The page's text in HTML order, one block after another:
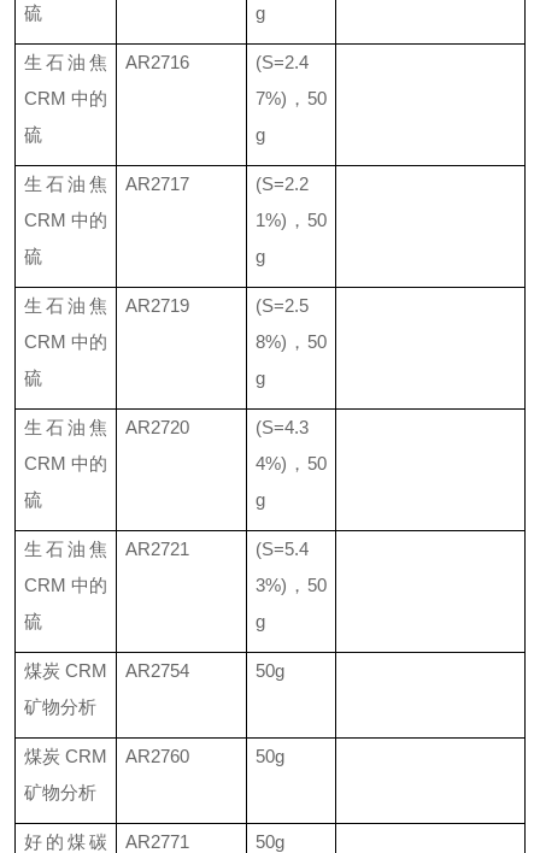
硫
g
生石油焦
CRM 中的
硫
AR2716
(S=2.4
7%) ， 50
g
生石油焦
CRM 中的
硫
AR2717
(S=2.2
1%) ， 50
g
生石油焦
CRM 中的
硫
AR2719
(S=2.5
8%) ， 50
g
生石油焦
CRM 中的
硫
AR2720
(S=4.3
4%) ， 50
g
生石油焦
CRM 中的
硫
AR2721
(S=5.4
3%) ， 50
g
煤炭 CRM
矿物分析
AR2754 50g
煤炭 CRM
矿物分析
AR2760 50g
好的煤碳
AR2771 50g